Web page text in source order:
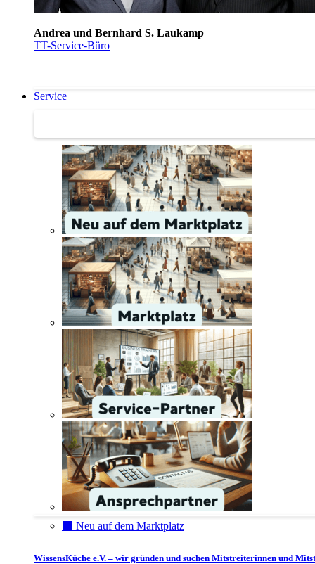
Andrea und Bernhard S. Laukamp
TT-Service-Büro
Service
⬛️ Neu auf dem Marktplatz
WissensKüche e.V. – wir gründen und suchen Mitstreiterinnen und